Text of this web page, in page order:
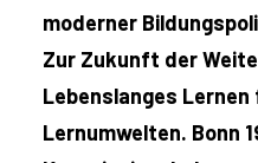
moderner
Zur Zukunft der
Lebenslanges
Lernumwelten. Bonn